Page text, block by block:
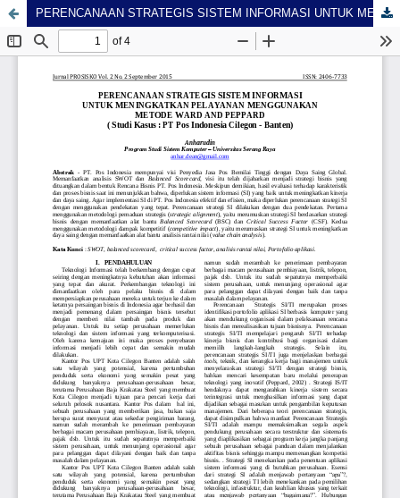
PERENCANAAN STRATEGIS SISTEM INFORMASI UNTUK MENINGKATKAN PELAYANAN MENGGUNAKAN METODE WARD AND PEPPARD ( Studi Kasus : PT Pos Indonesia Cilegon - Banten)